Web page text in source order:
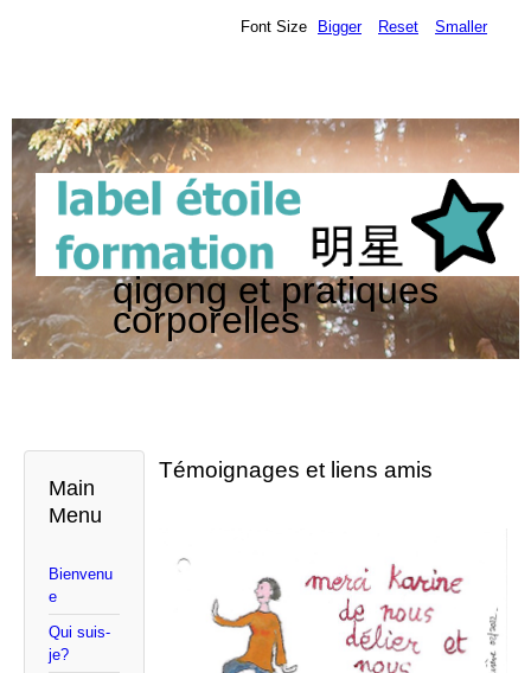
qigong et pratiques
corporelles
Font Size Bigger Reset Smaller
Main
Menu
Bienvenu
e
Qui suis-
je?
Témoignages et liens amis